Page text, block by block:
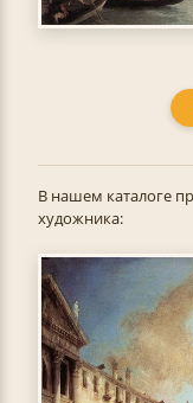
В нашем каталоге
художника: